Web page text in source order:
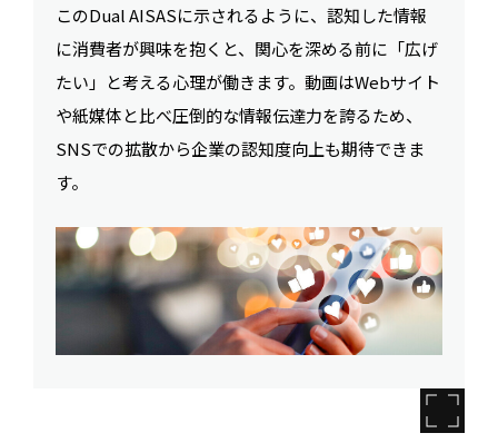
このDual AISASに示されるように、認知した情報
に消費者が興味を抱くと、関心を深める前に「広げ
たい」と考える心理が働きます。動画はWebサイト
や紙媒体と比べ圧倒的な情報伝達力を誇るため、
SNSでの拡散から企業の認知度向上も期待できま
す。